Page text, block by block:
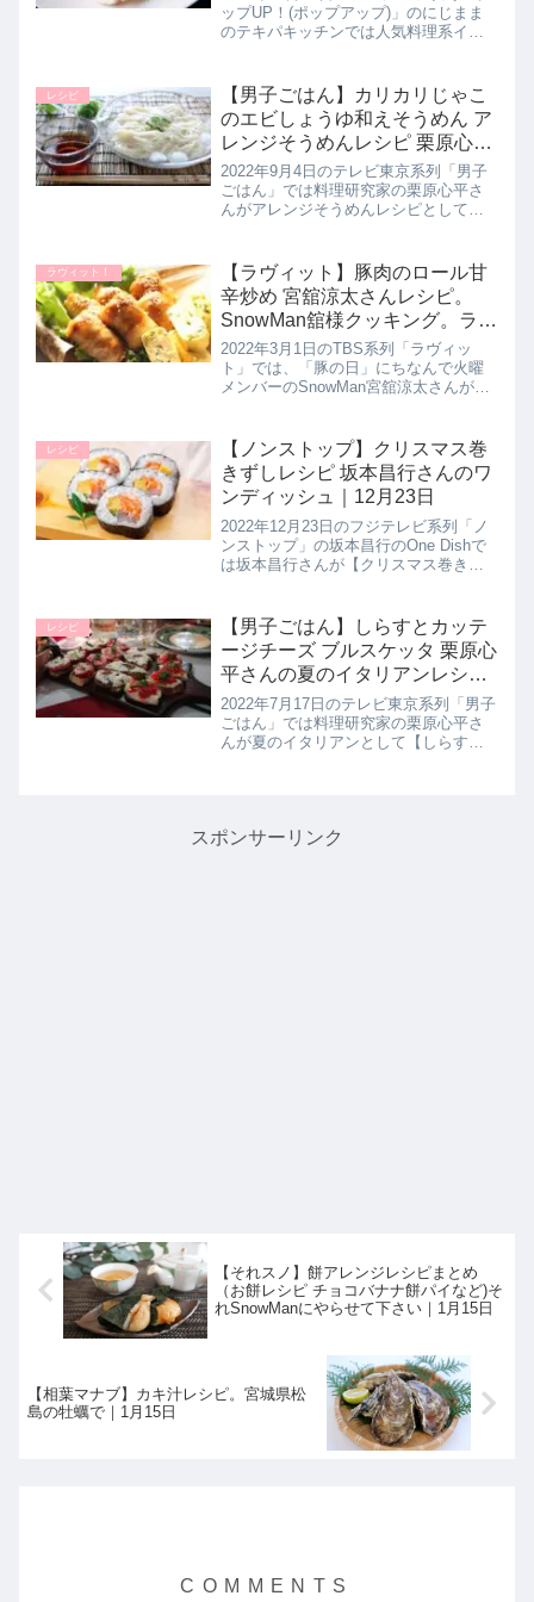
ップUP！(ポップアップ)」のにじまま
のテキパキッチンでは人気料理系イン
してクリスマスのリッチなごちそう
【シーフードマリネ】の作り...
レシピ
【男子ごはん】カリカリじゃこ
のエビしょうゆ和えそうめん ア
レンジそうめんレシピ 栗原心平
さん｜9月4日
2022年9月4日のテレビ東京系列「男子
ごはん」では料理研究家の栗原心平さ
んがアレンジそうめんレシピとして
で詳しく紹介します。エビと醤油を煮
詰めた濃いタレと、カリカリじゃこ...
ラヴィット！
【ラヴィット】豚肉のロール甘
辛炒め 宮舘涼太さんレシピ。
SnowMan舘様クッキング。ラビ
ット｜3月1日
2022年3月1日のTBS系列「ラヴィッ
ト」では、「豚の日」にちなんで火曜
メンバーのSnowMan宮舘涼太さんがオ
します。>>ラヴィット記事一覧はこち
らこれまでの舘さまレシ...
レシピ
【ノンストップ】クリスマス巻
きずしレシピ 坂本昌行さんのワ
ンディッシュ｜12月23日
2022年12月23日のフジテレビ系列「ノ
ンストップ」の坂本昌行のOne Dishで
は坂本昌行さんが【クリスマス巻き寿
のご飯に、具だくさんの巻きずしは華
やかでクリスマスパー...
レシピ
【男子ごはん】しらすとカッテ
ージチーズ ブルスケッタ 栗原心
平さんの夏のイタリアンレシピ
｜7月17日
2022年7月17日のテレビ東京系列「男子
ごはん」では料理研究家の栗原心平さ
んが夏のイタリアンとして【しらすと
スポンサーリンク
【それスノ】餅アレンジレシピまとめ
（お餅レシピ チョコバナナ餅パイなど)そ
れSnowManにやらせて下さい｜1月15日
【相葉マナブ】カキ汁レシピ。宮城県松
島の牡蠣で｜1月15日